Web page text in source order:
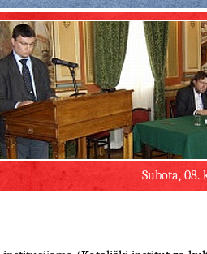
Subota, 08.